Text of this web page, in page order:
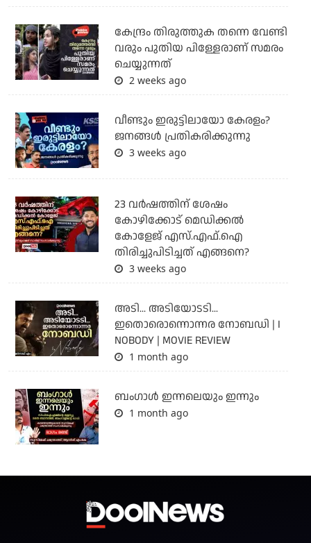
കേന്ദ്രം തിരുത്തുക തന്നെ വേണ്ടി
വരും പുതിയ പിള്ളേരാണ് സമരം
ചെയ്യുന്നത്
2 weeks ago
വീണ്ടും ഇരുട്ടിലായോ കേരളം?
ജനങ്ങൾ പ്രതികരിക്കുന്നു
3 weeks ago
23 വർഷത്തിന് ശേഷം
കോഴിക്കോട് മെഡിക്കൽ
കോളേജ് എസ്.എഫ്.ഐ
തിരിച്ചുപിടിച്ചത് എങ്ങനെ?
3 weeks ago
അടി... അടിയോടടി...
ഇതൊരൊന്നൊന്നര നോബഡി | I
NOBODY | MOVIE REVIEW
1 month ago
ബംഗാള്‍ ഇന്നലെയും ഇന്നും
1 month ago